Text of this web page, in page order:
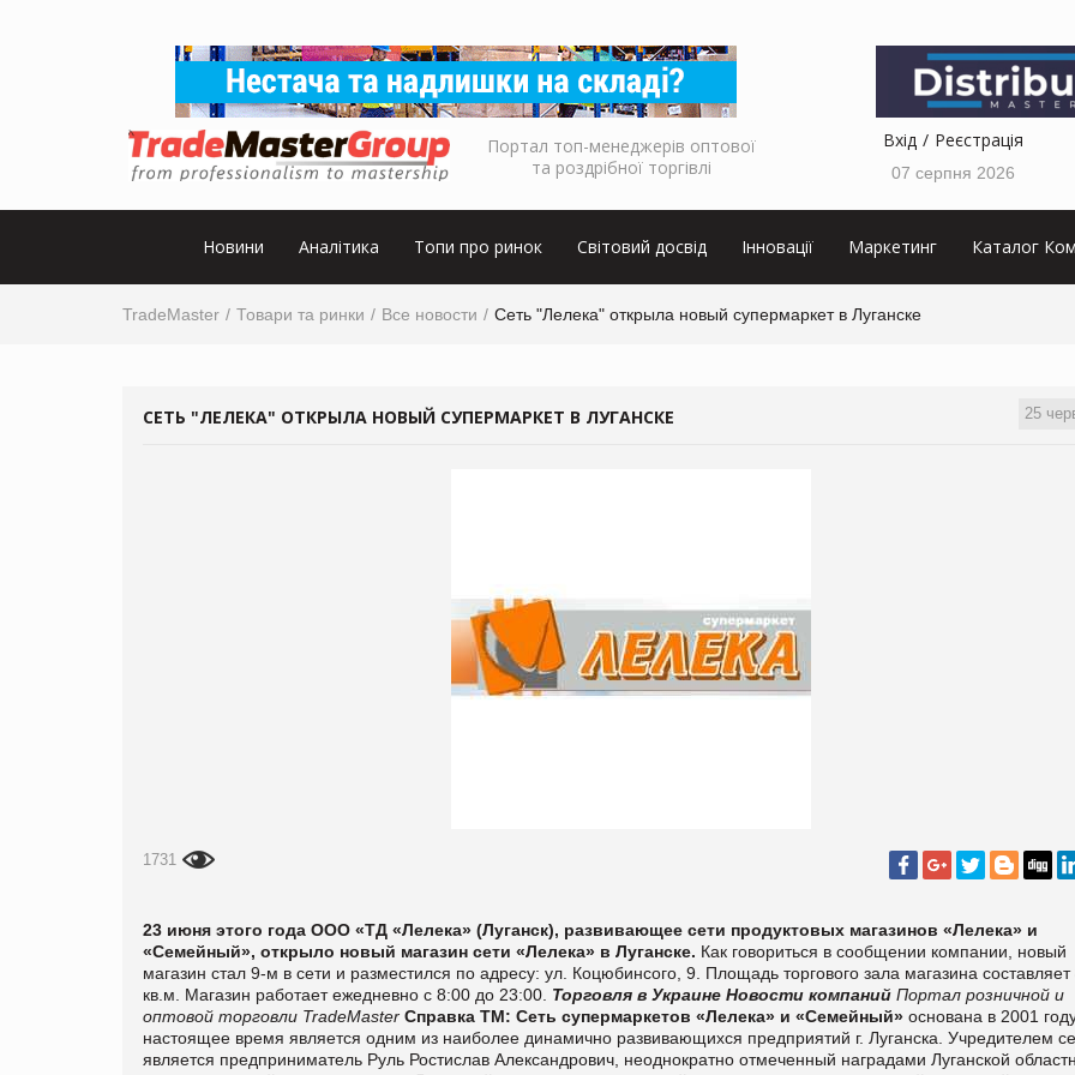
Портал топ-менеджерів оптової
та роздрібної торгівлі
Вхід Реєстрація
07 серпня 2026
Новини Аналітика Топи про ринок Світовий досвід Інновації Маркетинг Каталог
TradeMaster Товари та ринки Все новости Сеть "Лелека" открыла новый супермаркет в Луганске
25
СЕТЬ "ЛЕЛЕКА" ОТКРЫЛА НОВЫЙ СУПЕРМАРКЕТ В ЛУГАНСКЕ
1731
23 июня этого года ООО «ТД «Лелека» (Луганск), развивающее сети продуктовых магазинов «Лелека» и
«Семейный», открыло новый магазин сети «Лелека» в Луганске. Как говориться в сообщении компании, новый
магазин стал 9-м в сети и разместился по адресу: ул. Коцюбинсого, 9. Площадь торгового зала магазина составляет
кв.м. Магазин работает ежедневно с 8:00 до 23:00. Торговля в Украине Новости компаний Портал розничной и
оптовой торговли TradeMaster Справка ТМ: Сеть супермаркетов «Лелека» и «Семейный» основана в 2001
настоящее время является одним из наиболее динамично развивающихся предприятий г. Луганска. Учредителем
является предприниматель Руль Ростислав Александрович, неоднократно отмеченный наградами Луганской